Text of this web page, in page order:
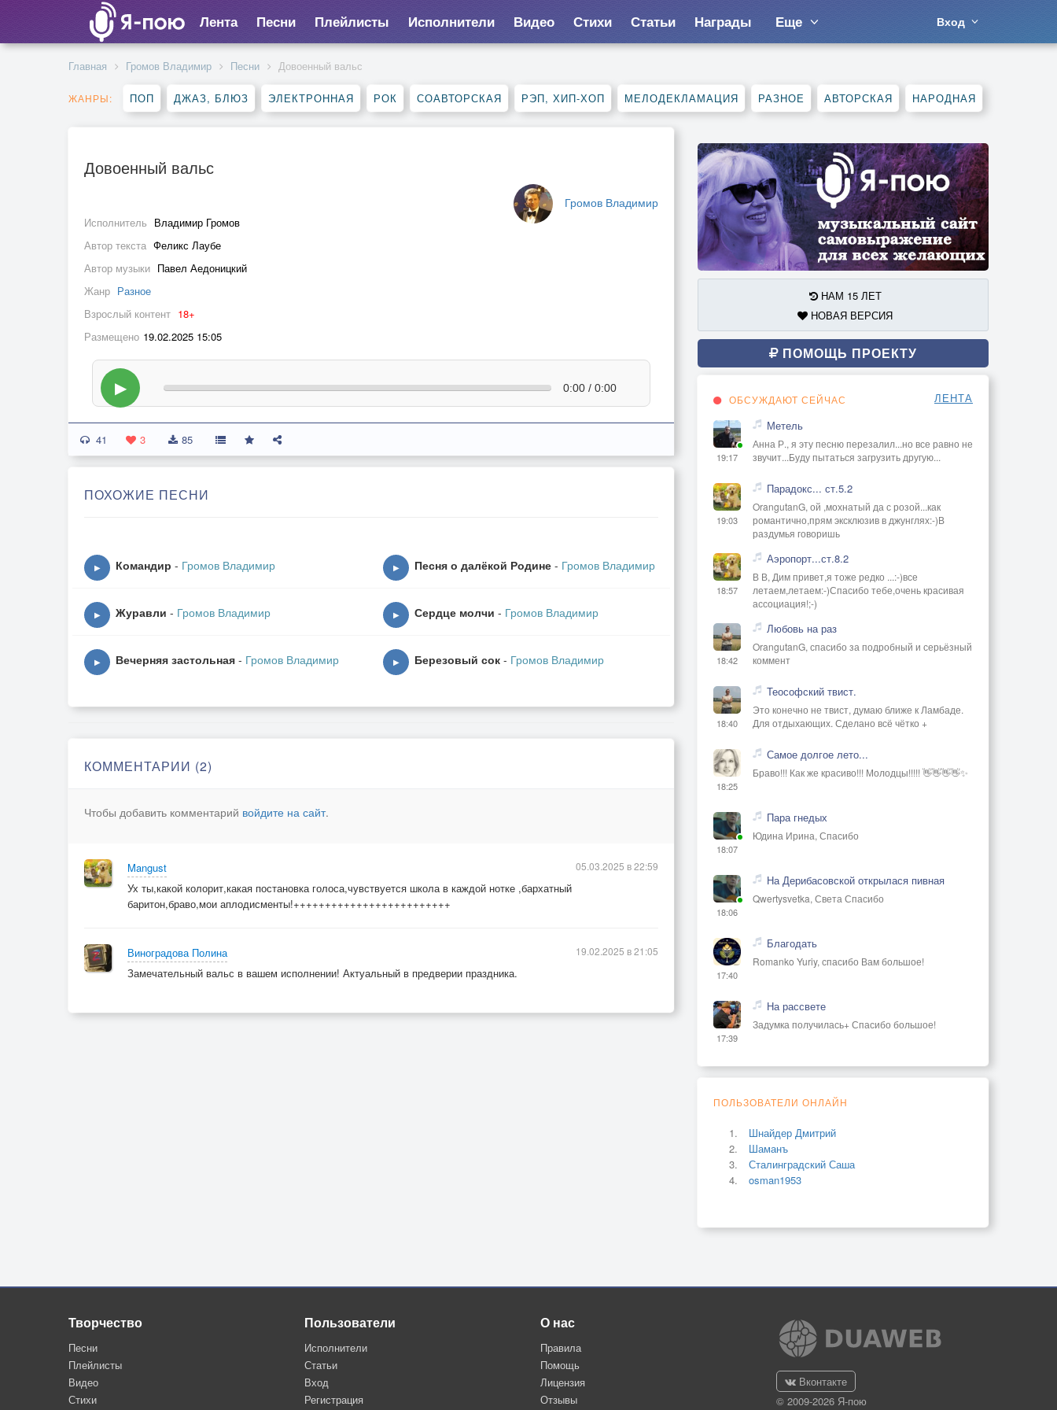
Лента Песни Плейлисты Исполнители Видео Стихи Статьи Награды Еще Вход
Главная Громов Владимир Песни Довоенный вальс
ЖАНРЫ: ПОП ДЖАЗ, БЛЮЗ ЭЛЕКТРОННАЯ РОК СОАВТОРСКАЯ РЭП, ХИП-ХОП МЕЛОДЕКЛАМАЦИЯ РАЗНОЕ АВТОРСКАЯ НАРОДНАЯ
Довоенный вальс
Громов Владимир
Исполнитель Владимир Громов
Автор текста Феликс Лаубе
Автор музыки Павел Аедоницкий
Жанр Разное
Взрослый контент 18+
Размещено 19.02.2025 15:05
▶ 0:00 / 0:00
41 3 85
ПОХОЖИЕ ПЕСНИ
▶ Командир - Громов Владимир ▶ Песня о далёкой Родине - Громов Владимир
▶ Журавли - Громов Владимир ▶ Сердце молчи - Громов Владимир
▶ Вечерняя застольная - Громов Владимир ▶ Березовый сок - Громов Владимир
КОММЕНТАРИИ (2)
Чтобы добавить комментарий войдите на сайт.
Mangust
Ух ты,какой колорит,какая постановка голоса,чувствуется школа в каждой нотке ,бархатный
баритон,браво,мои аплодисменты!+++++++++++++++++++++++++
05.03.2025 в 22:59
Виноградова Полина
Замечательный вальс в вашем исполнении! Актуальный в предверии праздника.
19.02.2025 в 21:05
НАМ 15 ЛЕТ
НОВАЯ ВЕРСИЯ
ПОМОЩЬ ПРОЕКТУ
ОБСУЖДАЮТ СЕЙЧАС ЛЕНТА
19:17
Метель
Анна Р., я эту песню перезалил...но все равно не
звучит...Буду пытаться загрузить другую...
19:03
Парадокс... ст.5.2
OrangutanG, ой ,мохнатый да с розой...как
романтично,прям эксклюзив в джунглях:-)В
раздумья говоришь
18:57
Аэропорт...ст.8.2
В В, Дим привет,я тоже редко ...:-)все
летаем,летаем:-)Спасибо тебе,очень красивая
ассоциация!;-)
18:42
Любовь на раз
OrangutanG, спасибо за подробный и серьёзный
коммент
18:40
Теософский твист.
Это конечно не твист, думаю ближе к Ламбаде.
Для отдыхающих. Сделано всё чётко +
18:25
Самое долгое лето...
Браво!!! Как же красиво!!! Молодцы!!!!! 👋👋👋👋✨
18:07
Пара гнедых
Юдина Ирина, Спасибо
18:06
На Дерибасовской открылася пивная
Qwertysvetka, Света Спасибо
17:40
Благодать
Romanko Yuriy, спасибо Вам большое!
17:39
На рассвете
Задумка получилась+ Спасибо большое!
ПОЛЬЗОВАТЕЛИ ОНЛАЙН
Шнайдер Дмитрий
Шаманъ
Сталинградский Саша
osman1953
Творчество
Песни
Плейлисты
Видео
Стихи
Пользователи
Исполнители
Статьи
Вход
Регистрация
О нас
Правила
Помощь
Лицензия
Отзывы
Вконтакте
© 2009-2026 Я-пою